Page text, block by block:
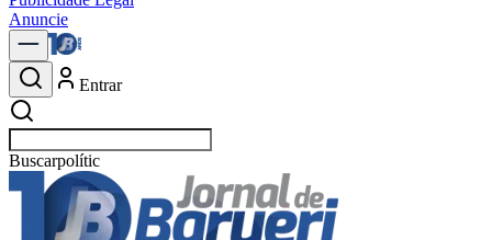
Anuncie
Entrar
Buscarnotícias e